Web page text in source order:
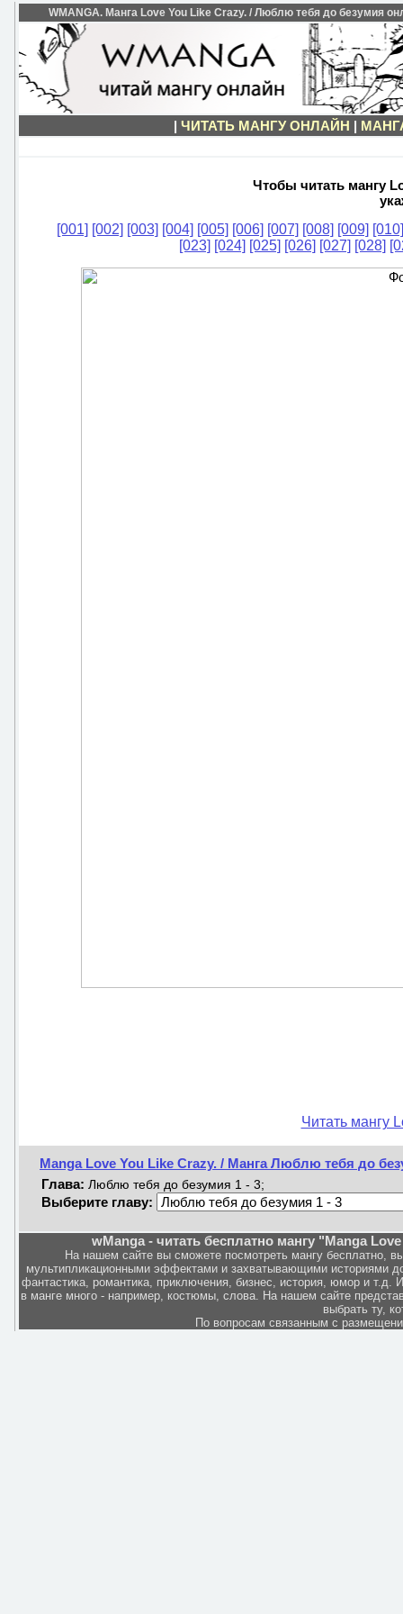
WMANGA. Манга Love You Like Crazy. / Люблю тебя до безумия
| ЧИТАТЬ МАНГУ ОНЛАЙН |
Чтобы читать мангу
[001] [002] [003] [004] [005] [006] [007] [008] [009] [010]
[023] [024] [025] [026] [027] [028]
Читать мангу
Manga Love You Like Crazy. / Манга Люблю тебя до
Глава: Люблю тебя до безумия 1 - 3;
Выберите главу:
wManga - читать бесплатно мангу "Manga
На нашем сайте вы сможете посмотреть мангу бесплатно,
мультипликационными эффектами и захватывающими историями
фантастика, романтика, приключения, бизнес, история, юмор и
в манге много - например, костюмы, слова. На нашем сайте
выбрать ту,
По вопросам связанным с